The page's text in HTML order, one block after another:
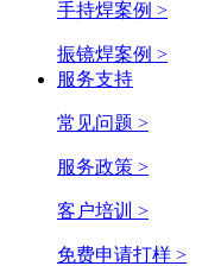
手持焊案例 >
振镜焊案例 >
服务支持
常见问题 >
服务政策 >
客户培训 >
免费申请打样 >